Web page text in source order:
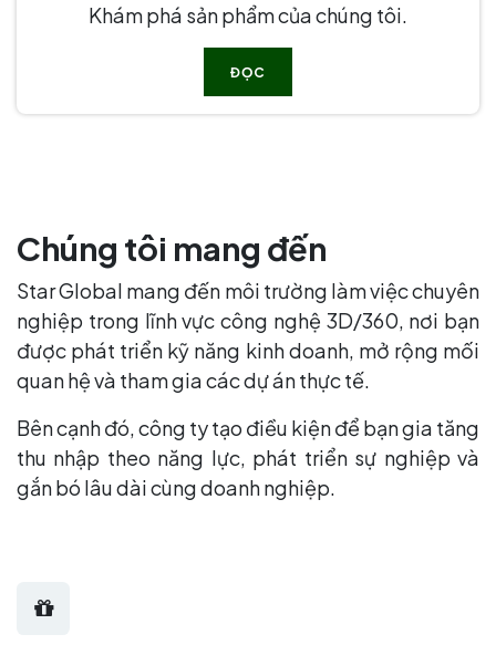
Khám phá sản phẩm của chúng tôi.
ĐỌC
Chúng tôi mang đến
Star Global mang đến môi trường làm việc chuyên
nghiệp trong lĩnh vực công nghệ 3D/360, nơi bạn
được phát triển kỹ năng kinh doanh, mở rộng mối
quan hệ và tham gia các dự án thực tế.
Bên cạnh đó, công ty tạo điều kiện để bạn gia tăng
thu nhập theo năng lực, phát triển sự nghiệp và
gắn bó lâu dài cùng doanh nghiệp.